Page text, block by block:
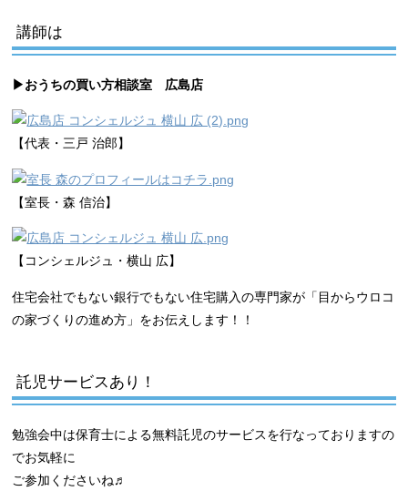
講師は
▶︎おうちの買い方相談室 広島店
【代表・三戸 治郎】
【室長・森 信治】
【コンシェルジュ・横山 広】
住宅会社でもない銀行でもない住宅購入の専門家が「目からウロコ
の家づくりの進め方」をお伝えします！！
託児サービスあり！
勉強会中は保育士による無料託児のサービスを行なっておりますの
でお気軽に
ご参加くださいね♬